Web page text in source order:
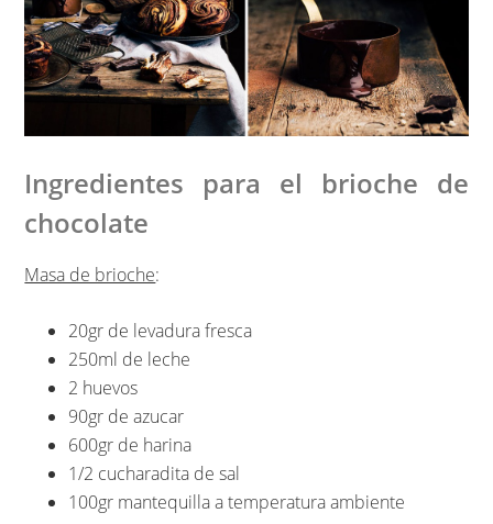
Ingredientes para el brioche de
chocolate
Masa de brioche:
20gr de levadura fresca
250ml de leche
2 huevos
90gr de azucar
600gr de harina
1/2 cucharadita de sal
100gr mantequilla a temperatura ambiente